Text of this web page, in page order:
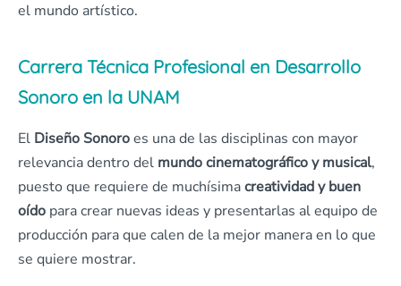
el mundo artístico.
Carrera Técnica Profesional en Desarrollo
Sonoro en la UNAM
El Diseño Sonoroes una de las disciplinas con mayor
relevancia dentro del mundo cinematográfico y musical,
puesto que requiere de muchísimacreatividad y buen
oído para crear nuevas ideas y presentarlas al equipo de
producción para que calen de la mejor manera en lo que
se quiere mostrar.